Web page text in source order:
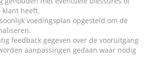
klant heeft.
voedingsplan opgesteld om de
feedback gegeven over de vooruitgang
aanpassingen gedaan waar nodig